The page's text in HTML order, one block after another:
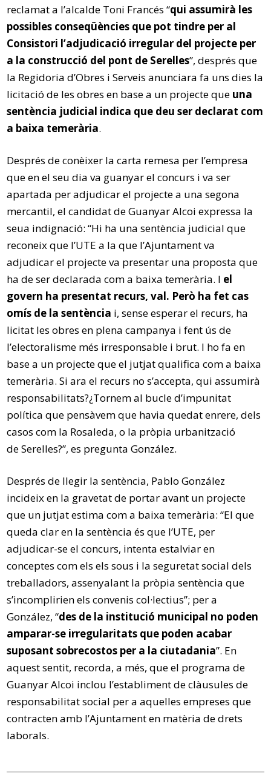
reclamat a l’alcalde Toni Francés “qui assumirà les
possibles conseqüències que pot tindre per al
Consistori l’adjudicació irregular del projecte per
a la construcció del pont de Serelles”, després que
la Regidoria d’Obres i Serveis anunciara fa uns dies la
licitació de les obres en base a un projecte que una
sentència judicial indica que deu ser declarat com
a baixa temerària.
Després de conèixer la carta remesa per l’empresa
que en el seu dia va guanyar el concurs i va ser
apartada per adjudicar el projecte a una segona
mercantil, el candidat de Guanyar Alcoi expressa la
seua indignació: “Hi ha una sentència judicial que
reconeix que l’UTE a la que l’Ajuntament va
adjudicar el projecte va presentar una proposta que
ha de ser declarada com a baixa temerària. I el
govern ha presentat recurs, val. Però ha fet cas
omís de la sentència i, sense esperar el recurs, ha
licitat les obres en plena campanya i fent ús de
l’electoralisme més irresponsable i brut. I ho fa en
base a un projecte que el jutjat qualifica com a baixa
temerària. Si ara el recurs no s’accepta, qui assumirà
responsabilitats?¿Tornem al bucle d’impunitat
política que pensàvem que havia quedat enrere, dels
casos com la Rosaleda, o la pròpia urbanització
de Serelles?”, es pregunta González.
Després de llegir la sentència, Pablo González
incideix en la gravetat de portar avant un projecte
que un jutjat estima com a baixa temerària: “El que
queda clar en la sentència és que l’UTE, per
adjudicar-se el concurs, intenta estalviar en
conceptes com els els sous i la seguretat social dels
treballadors, assenyalant la pròpia sentència que
s’incomplirien els convenis col·lectius”; per a
González, “des de la institució municipal no poden
amparar-se irregularitats que poden acabar
suposant sobrecostos per a la ciutadania”. En
aquest sentit, recorda, a més, que el programa de
Guanyar Alcoi inclou l’establiment de clàusules de
responsabilitat social per a aquelles empreses que
contracten amb l’Ajuntament en matèria de drets
laborals.